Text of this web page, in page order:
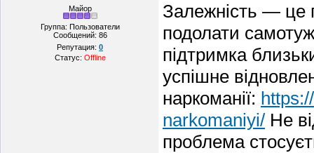
Майор
Группа: Пользователи
Сообщений: 86
Репутация: 0
Статус: Offline
Залежність — це
подолати
підтримка
успішне
наркоманії:
narkomaniyi/ Не
проблема